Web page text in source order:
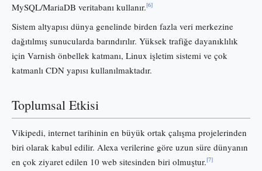
MySQL/MariaDB veritabanı kullanır.[6]
Sistem altyapısı dünya genelinde birden fazla veri merkezine
dağıtılmış sunucularda barındırılır. Yüksek trafiğe dayanıklılık
için Varnish önbellek katmanı, Linux işletim sistemi ve çok
katmanlı CDN yapısı kullanılmaktadır.
Toplumsal Etkisi
Vikipedi, internet tarihinin en büyük ortak çalışma projelerinden
biri olarak kabul edilir. Alexa verilerine göre uzun süre dünyanın
en çok ziyaret edilen 10 web sitesinden biri olmuştur.[7]